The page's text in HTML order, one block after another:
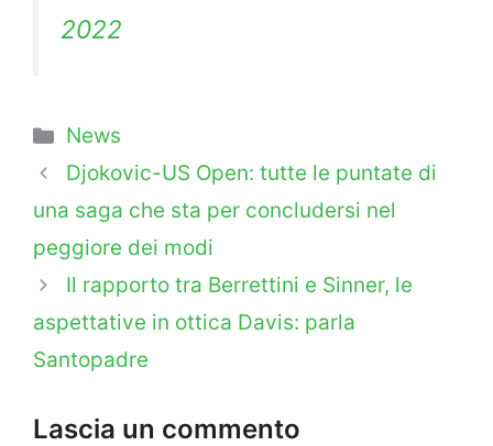
2022
Categorie
News
Djokovic-US Open: tutte le puntate di
una saga che sta per concludersi nel
peggiore dei modi
Il rapporto tra Berrettini e Sinner, le
aspettative in ottica Davis: parla
Santopadre
Lascia un commento